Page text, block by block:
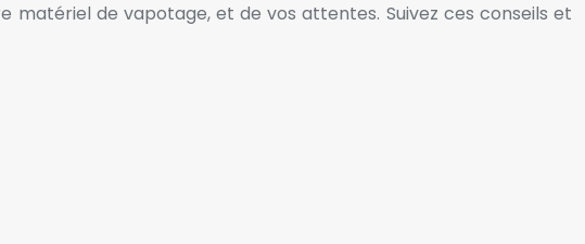
matériel de vapotage, et de vos attentes. Suivez ces conseils et